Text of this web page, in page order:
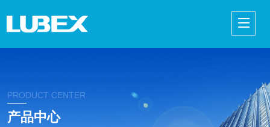
PRODUCT CENTER
产品中心